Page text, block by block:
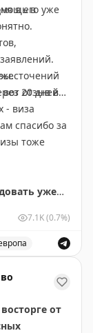
я его уже
отзыв в
в
20 дней
- виза
спасибо за
тоже
уже
марте
пишите
7.1K(0.7%)
от